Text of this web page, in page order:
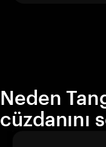
Neden
cüzdanını